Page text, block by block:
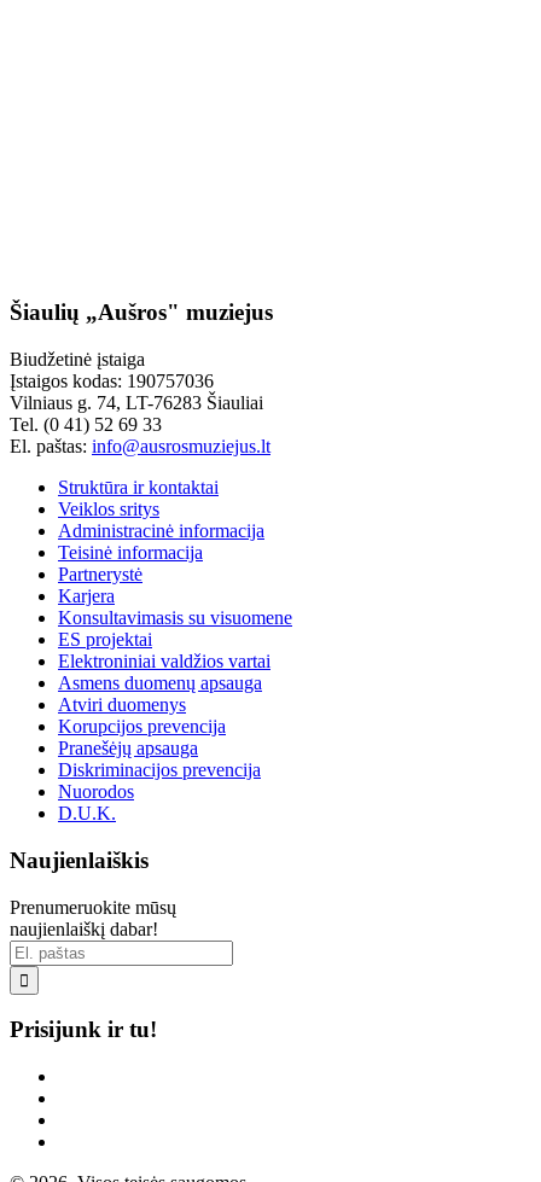
Šiaulių „Aušros" muziejus
Biudžetinė įstaiga
Įstaigos kodas: 190757036
Vilniaus g. 74, LT-76283 Šiauliai
Tel. (0 41) 52 69 33
El. paštas: info@ausrosmuziejus.lt
Struktūra ir kontaktai
Veiklos sritys
Administracinė informacija
Teisinė informacija
Partnerystė
Karjera
Konsultavimasis su visuomene
ES projektai
Elektroniniai valdžios vartai
Asmens duomenų apsauga
Atviri duomenys
Korupcijos prevencija
Pranešėjų apsauga
Diskriminacijos prevencija
Nuorodos
D.U.K.
Naujienlaiškis
Prenumeruokite mūsų
naujienlaiškį dabar!

Prisijunk ir tu!